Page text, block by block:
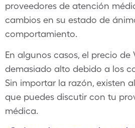
proveedores de atención
cambios en su estado de
comportamiento.
En algunos casos, el precio de
demasiado alto debido a los
Sin importar la razón, existen
que puedes discutir con tu
médica.